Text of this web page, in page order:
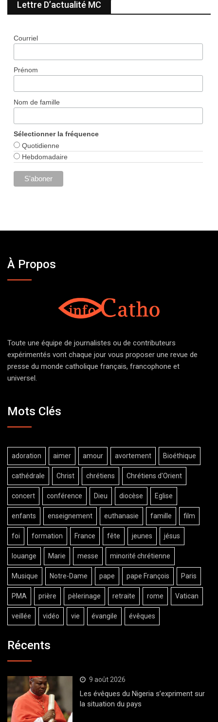
Lettre D’actualité MC
Courriel
Prénom
Nom de famille
Sélectionner la fréquence
Quotidienne
Hebdomadaire
À Propos
Toute une équipe de journalistes ou de contributeurs
expérimentés vont chaque jour vous proposer une revue de
presse du monde catholique français, francophone et
universel.
Mots Clés
adoration aimer amour avortement Bioéthique
cathédrale Christ chrétiens Chrétiens d'Orient
concert conférence Dieu diocèse Eglise
enfants enseignement euthanasie famille film
foi formation France fête jeunes jésus
louange Marie messe minorité chrétienne
Musique Notre-Dame pape pape François Paris
PMA prière pèlerinage retraite rome Vatican
veillée vidéo vie évangile évêques
Récents
9 août 2026
Les évêques du Nigeria s’expriment sur
la situation du pays